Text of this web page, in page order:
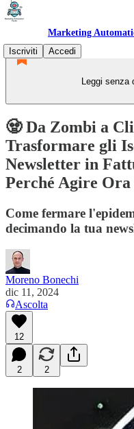
Marketing
Iscriviti
Accedi
Leggi senza
🧟 Da Zombi a
Trasformare gli
Newsletter in
Perché Agire
Come fermare
decimando la tua
Moreno Bonechi
dic 11, 2024
Ascolta
12
2 2